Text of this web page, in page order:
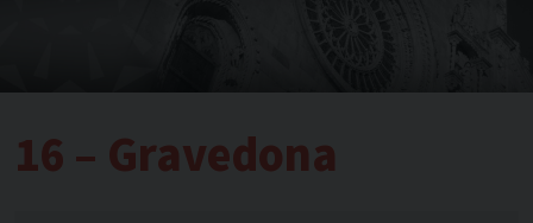
16 – Gravedona